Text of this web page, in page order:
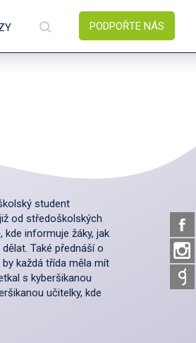
PODPOŘTE NÁS
student
od středoškolských
kde informuje žáky, jak
Také přednáší o
každá třída měla mít
s kyberšikanou
učitelky, kde